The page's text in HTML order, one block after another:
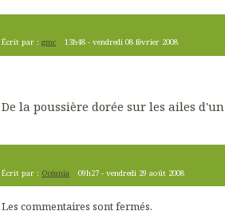
Écrit par : gmc 13h48 -vendredi 08 février 2008
De la poussière dorée sur les ailes
Écrit par : Océania 09h27 -vendredi 29 août 2008
Les commentaires sont fermés.